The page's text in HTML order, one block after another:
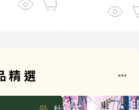
精選